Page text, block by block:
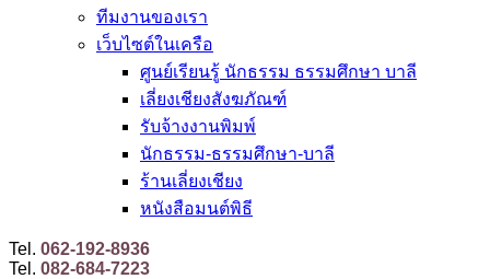
ทีมงานของเรา
เว็บไซต์ในเครือ
ศูนย์เรียนรู้ นักธรรม ธรรมศึกษา บาลี
เลี่ยงเชียงสังฆภัณฑ์
รับจ้างงานพิมพ์
นักธรรม-ธรรมศึกษา-บาลี
ร้านเลี่ยงเชียง
หนังสือมนต์พิธี
Tel. 062-192-8936
Tel. 082-684-7223